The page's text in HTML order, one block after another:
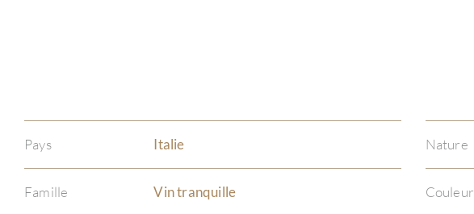
Pays Italie Nature
Famille Vin tranquille Couleur